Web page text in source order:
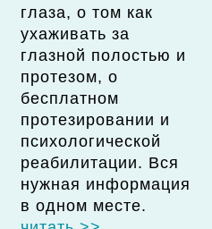
глаза, о том как
ухаживать за
глазной полостью и
протезом, о
бесплатном
протезировании и
психологической
реабилитации. Вся
нужная информация
в одном месте.